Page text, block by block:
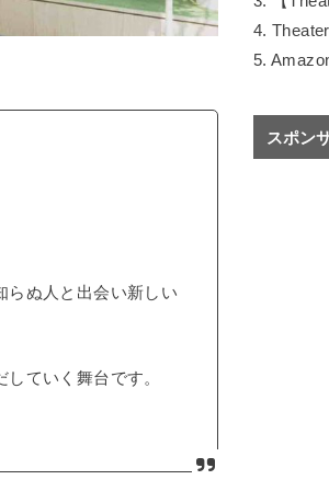
らぬ人と出会い新しい
ていく舞台です。
4.
5.
スポン